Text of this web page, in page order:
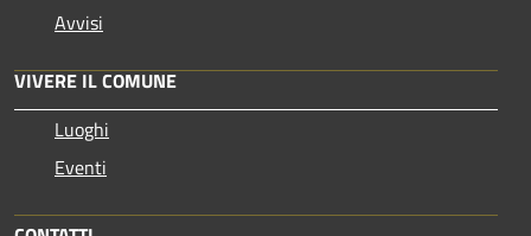
Avvisi
VIVERE IL COMUNE
Luoghi
Eventi